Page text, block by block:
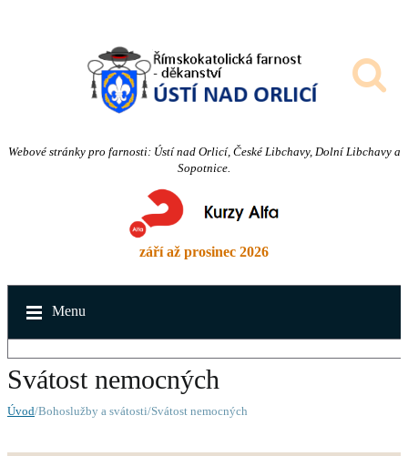
Webové stránky pro farnosti: Ústí nad Orlicí, České Libchavy, Dolní Libchavy a
Sopotnice.
září až prosinec 2026
Menu
Svátost nemocných
Úvod/Bohoslužby a svátosti/Svátost nemocných